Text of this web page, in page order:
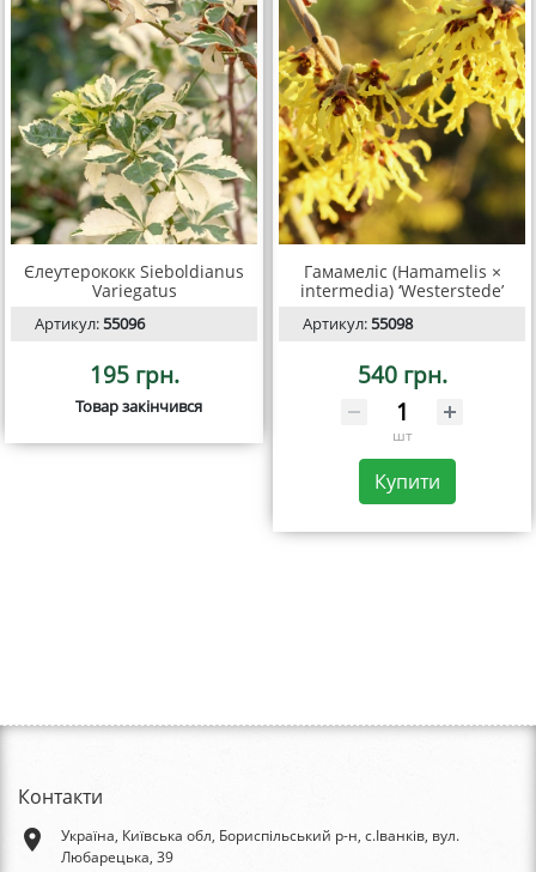
Єлеутерококк Sieboldianus
Variegatus
Артикул:55096
195 грн.
Товар закінчився
Гамамеліс (Hamamelis ×
intermedia) ‘Westerstede’
Артикул:55098
540 грн.
шт
Купити
Контакти
place
Україна, Київська обл, Бориспільський р-н, с.Іванків, вул.
Любарецька, 39